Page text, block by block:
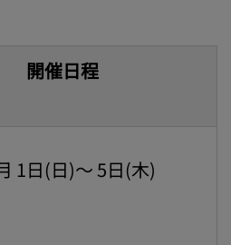
開催日程
1日(日)～ 5日(木)